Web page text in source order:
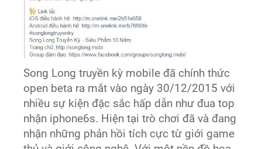
Song Long truyền kỳ mobile đã chính thức
open beta ra mắt vào ngày 30/12/2015 với
nhiều sự kiện đặc sắc hấp dẫn như đua top
nhận iphone6s. Hiện tại trò chơi đã và đang
nhận những phản hồi tích cực từ giới game